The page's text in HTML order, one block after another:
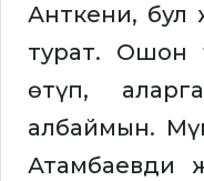
Анткени, бул
турат. Ошон
өтүп,
албаймын.
Атамбаевди